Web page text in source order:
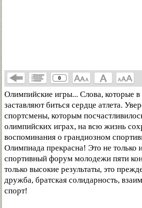
0
Олимпийские игры... Слова, которые
заставляют биться сердце атлета.
спортсмены, которым
олимпийских играх, на всю жизнь
воспоминания о грандиозном
Олимпиада прекрасна! Это не только
спортивный форум молодежи пяти
только высокие результаты, это
дружба, братская солидарность,
спорт!